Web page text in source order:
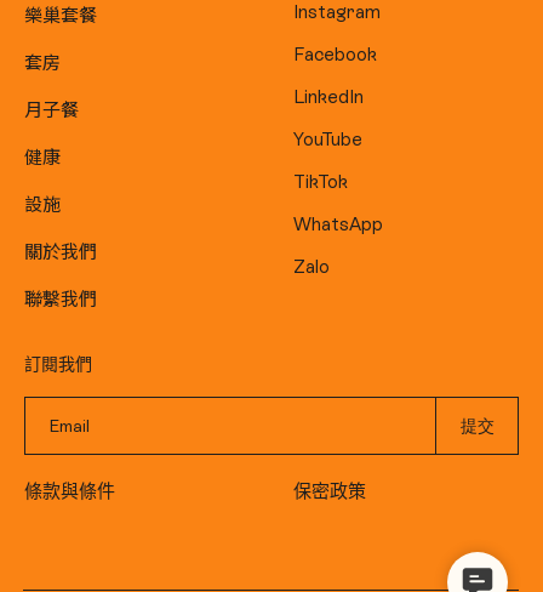
樂巢套餐
套房
月子餐
健康
設施
關於我們
聯繫我們
Instagram
Facebook
LinkedIn
YouTube
TikTok
WhatsApp
Zalo
訂閱我們
條款與條件 保密政策
Contact